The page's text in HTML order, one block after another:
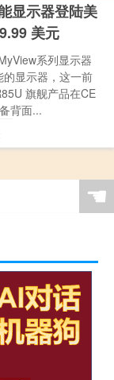
显示器登陆美
美元
系列显示器
显示器，这一前
旗舰产品在CE
背面...
☚